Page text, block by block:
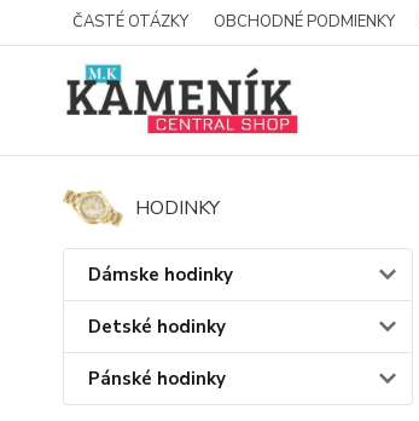
ČASTÉ OTÁZKY OBCHODNÉ PODMIENKY
HODINKY
Dámske hodinky
Detské hodinky
Pánské hodinky